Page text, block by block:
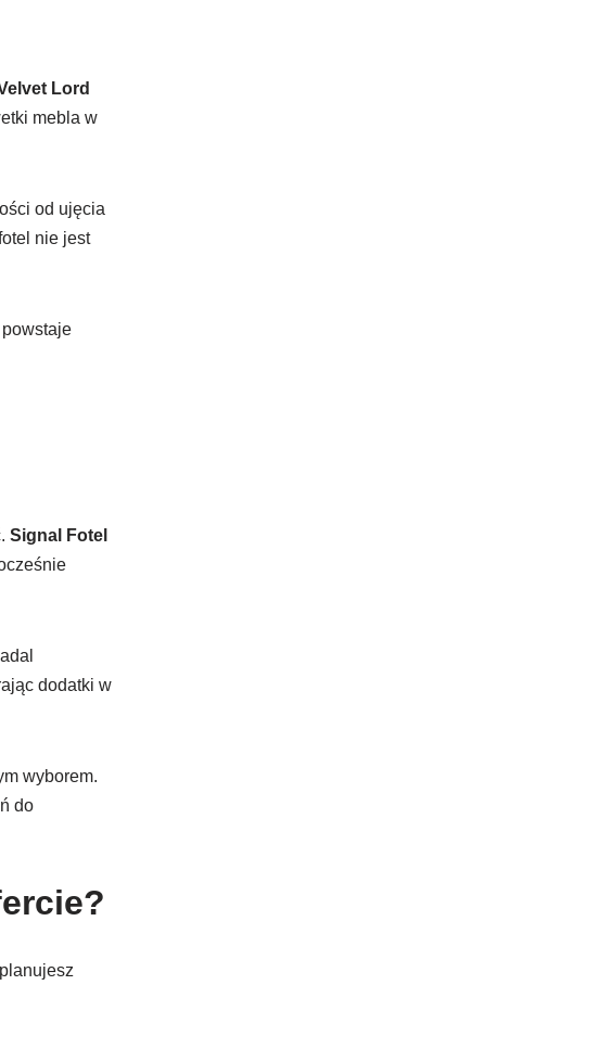
Lord
mebla w
od ujęcia
nie jest
Signal Fotel
dodatki w
wyborem.
do